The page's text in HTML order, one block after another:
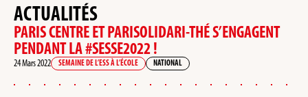
ACTUALITÉS
PARIS CENTRE ET PARISOLIDARI-THÉ S’ENGAGENT
PENDANT LA #SESSE2022 !
24 Mars 2022 SEMAINE DE L’ESS À L’ÉCOLE NATIONAL